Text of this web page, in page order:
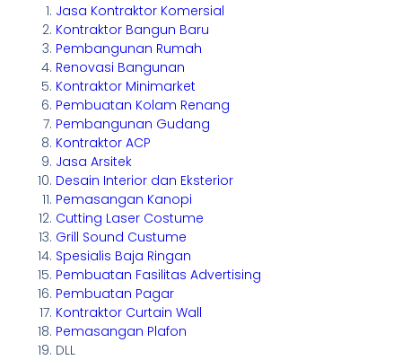
Jasa Kontraktor Komersial
Kontraktor Bangun Baru
Pembangunan Rumah
Renovasi Bangunan
Kontraktor Minimarket
Pembuatan Kolam Renang
Pembangunan Gudang
Kontraktor ACP
Jasa Arsitek
Desain Interior dan Eksterior
Pemasangan Kanopi
Cutting Laser Costume
Grill Sound Custume
Spesialis Baja Ringan
Pembuatan Fasilitas Advertising
Pembuatan Pagar
Kontraktor Curtain Wall
Pemasangan Plafon
DLL